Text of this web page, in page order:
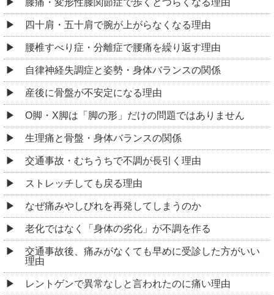
膝痛・変形性膝関節症で歩くとつらくなる理由
四十肩・五十肩で腕が上がらなくなる理由
腰椎すべり症・分離症で腰痛を繰り返す理由
自律神経失調症と姿勢・身体バランスの関係
産後に骨盤が不安定になる理由
O脚・X脚は「脚の形」だけの問題ではありません
生理痛と骨盤・身体バランスの関係
交通事故・むちうちで不調が長引く理由
ストレッチしても戻る理由
なぜ痛みやしびれを再発してしまうのか
老化ではなく「身体の劣化」が不調を作る
交通事故後、痛みがなくても早めに受診した方がいい
理由
レントゲンで異常なしと言われたのに痛い理由